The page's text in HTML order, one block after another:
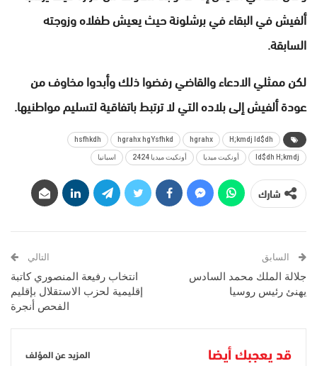
ألفيش في البقاء في برشلونة حيث يعيش طفلاه وزوجته
السابقة.
لكن ممثلي الادعاء والقاضي رفضوا ذلك وأبدوا مخاوف من
عودة ألفيش إلى بلاده التي لا ترتبط باتفاقية لتسليم مواطنيها.
H;kmdj ld$dh
hgrahx
hgrahx hgYsfhkd
hsfhkdh
ld$dh H;kmdj أونكيت ميديا أونكيت ميديا 2424 اسبانيا
شارك
السابق
جلالة الملك محمد السادس
يهنئ رئيس روسيا
التالي
انتخاب رفيعة المنصوري كاتبة
إقليمية لحزب الاستقلال بإقليم
الفحص أنجرة
قد يعجبك أيضا المزيد عن المؤلف